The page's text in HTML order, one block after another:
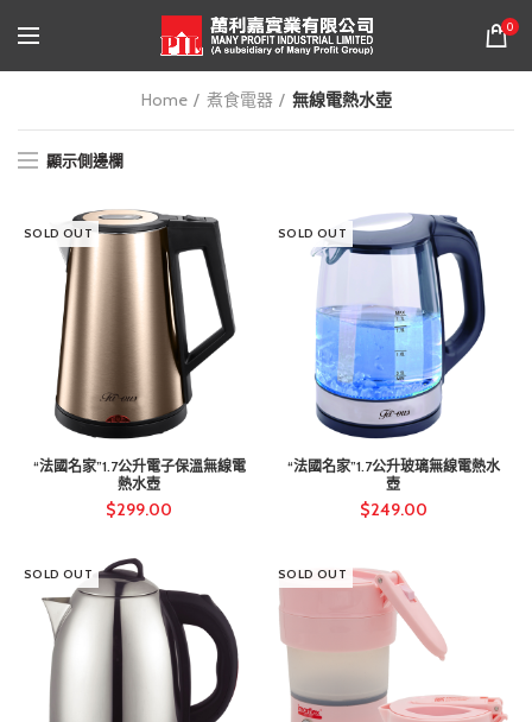
0
Home 煮食電器 無線電熱水壺
顯示側邊欄
SOLD OUT
“法國名家”1.7公升電子保溫無線電
熱水壺
$299.00
SOLD OUT
“法國名家”1.7公升玻璃無線電熱水
壺
$249.00
SOLD OUT SOLD OUT